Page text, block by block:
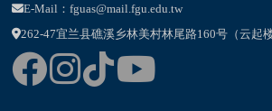
E-Mail：fguas@mail.fgu.edu.tw
262-47宜兰县礁溪乡林美村林尾路160号（云起楼